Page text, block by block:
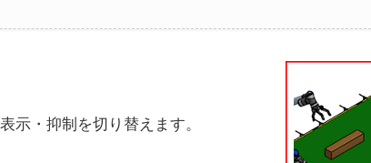
示・抑制を切り替えます。